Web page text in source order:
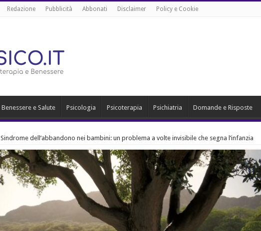
Redazione Pubblicità Abbonati Disclaimer Policy e Cookie
Benessere e Salute Psicologia Psicoterapia Psichiatria Domande e Risposte
Sindrome dell’abbandono nei bambini: un problema a volte invisibile che segna l’infanzia